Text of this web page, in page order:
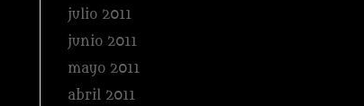
julio 2011
junio 2011
mayo 2011
abril 2011